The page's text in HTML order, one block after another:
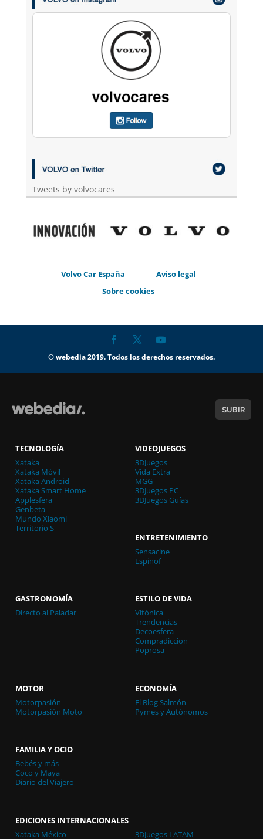
Tweets by volvocares
Volvo Car España
Aviso legal
Sobre cookies
© webedia 2019. Todos los derechos reservados.
SUBIR
TECNOLOGÍA
Xataka
Xataka Móvil
Xataka Android
Xataka Smart Home
Applesfera
Genbeta
Mundo Xiaomi
Territorio S
VIDEOJUEGOS
3DJuegos
Vida Extra
MGG
3DJuegos PC
3DJuegos Guías
ENTRETENIMIENTO
Sensacine
Espinof
GASTRONOMÍA
Directo al Paladar
ESTILO DE VIDA
Vitónica
Trendencias
Decoesfera
Compradiccion
Poprosa
MOTOR
Motorpasión
Motorpasión Moto
ECONOMÍA
El Blog Salmón
Pymes y Autónomos
FAMILIA Y OCIO
Bebés y más
Coco y Maya
Diario del Viajero
EDICIONES INTERNACIONALES
Xataka México
3DJuegos LATAM